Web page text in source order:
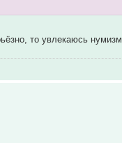
то увлекаюсь